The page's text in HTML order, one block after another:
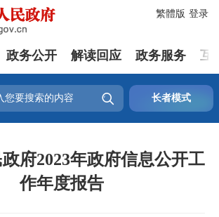
登录
繁體版
政务公开 解读回应 政务服务 互
 长者模式
府2023年政府信息公开工
作年度报告